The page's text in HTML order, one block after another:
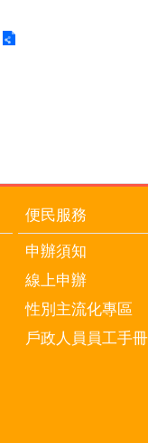
便民服務
申辦須知
線上申辦
性別主流化專區
戶政人員員工手冊